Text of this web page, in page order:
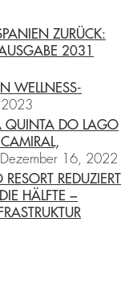
ZURÜCK:
2031
WELLNESS-
2023
QUINTA DO LAGO
Dezember 16, 2022
REDUZIERT
HÄLFTE −